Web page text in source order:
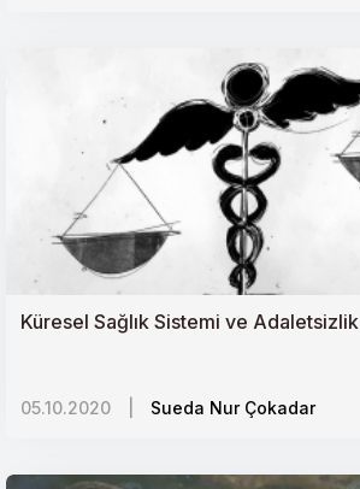
Küresel Sağlık Sistemi ve Adaletsizlik
05.10.2020 Sueda Nur Çokadar